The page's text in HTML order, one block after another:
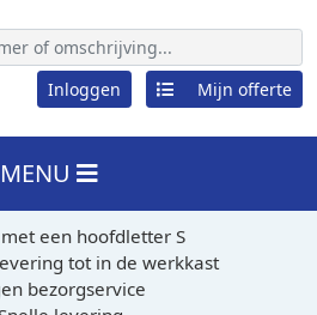
Inloggen Mijn offerte
MENU
een hoofdletter S
tot in de werkkast
bezorgservice